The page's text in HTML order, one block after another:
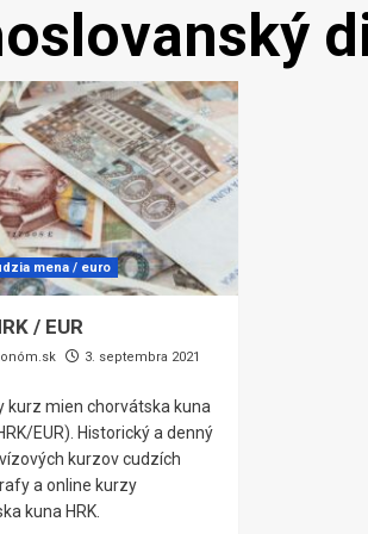
mena / euro
/ EUR
3. septembra 2021
kurz mien chorvátska kuna
EUR). Historický a denný
kurzov cudzích
a online kurzy
kuna HRK.